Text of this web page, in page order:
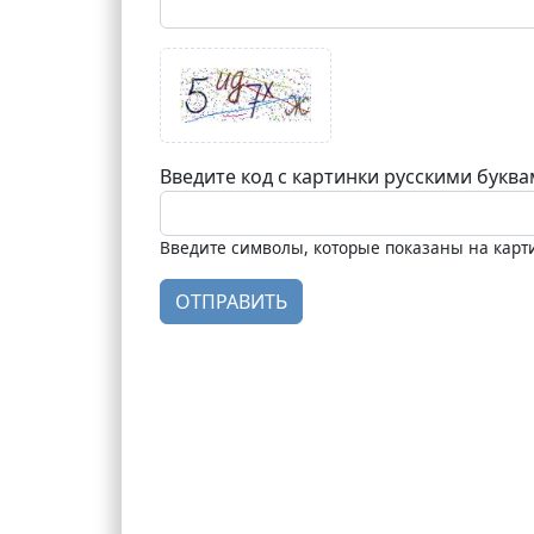
Введите код с картинки русскими
Введите символы, которые показаны на